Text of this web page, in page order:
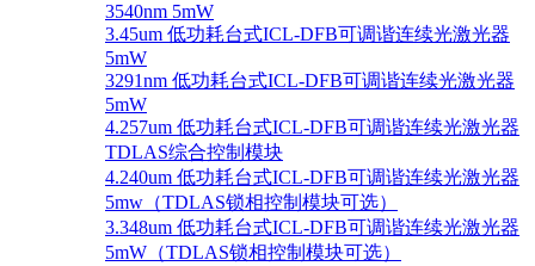
3540nm 5mW
3.45um 低功耗台式ICL-DFB可调谐连续光激光器
5mW
3291nm 低功耗台式ICL-DFB可调谐连续光激光器
5mW
4.257um 低功耗台式ICL-DFB可调谐连续光激光器
TDLAS综合控制模块
4.240um 低功耗台式ICL-DFB可调谐连续光激光器
5mw（TDLAS锁相控制模块可选）
3.348um 低功耗台式ICL-DFB可调谐连续光激光器
5mW（TDLAS锁相控制模块可选）